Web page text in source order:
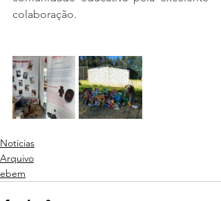
colaboração.
Noticias
Arquivo
ebem